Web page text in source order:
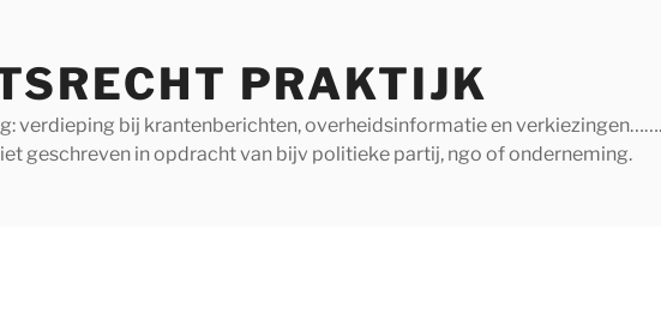
PRAKTIJK
verdieping bij krantenberichten, overheidsinformatie en
geschreven in opdracht van bijv politieke partij, ngo of onderneming.